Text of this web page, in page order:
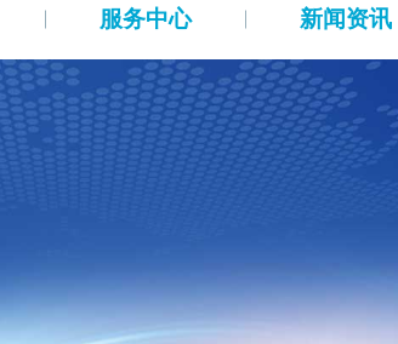
服务中心 新闻资讯